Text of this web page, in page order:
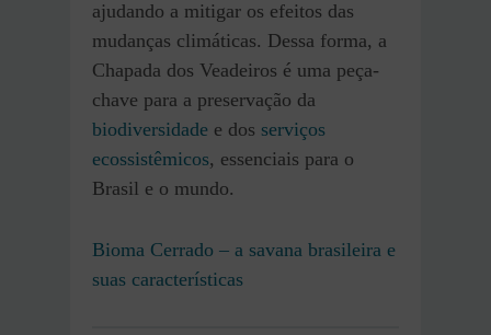
ajudando a mitigar os efeitos das
mudanças climáticas. Dessa forma, a
Chapada dos Veadeiros é uma peça-
chave para a preservação da
biodiversidade e dos serviços
ecossistêmicos, essenciais para o
Brasil e o mundo.
Bioma Cerrado – a savana brasileira e
suas características